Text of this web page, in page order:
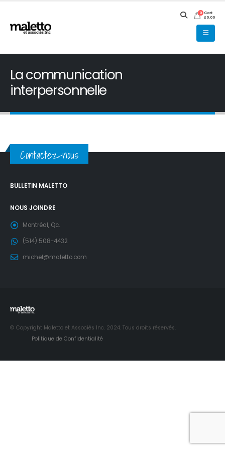
0 Cart
$0.00
La communication
interpersonnelle
Contactez-nous
BULLETIN MALETTO
NOUS JOINDRE
Montréal, Qc.
(514) 508-4432
michel@maletto.com
© Copyright Maletto et Associés Inc. 2024. Tous droits réservés.
Politique de Confidentialité